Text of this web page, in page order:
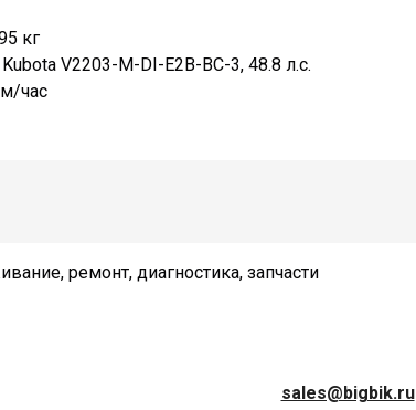
кг
V2203-M-DI-E2B-BC-3, 48.8 л.с.
час
ремонт, диагностика, запчасти
sales@bigbik.ru